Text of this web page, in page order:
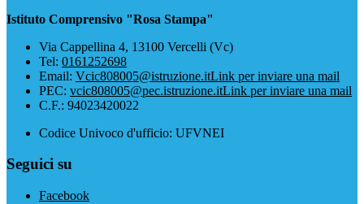
Istituto Comprensivo "Rosa Stampa"
Via Cappellina 4, 13100 Vercelli (Vc)
Tel: 0161252698
Email: Vcic808005@istruzione.itLink per inviare una mail
PEC: vcic808005@pec.istruzione.itLink per inviare una mail
C.F.: 94023420022
Codice Univoco d'ufficio: UFVNEI
Seguici su
Facebook